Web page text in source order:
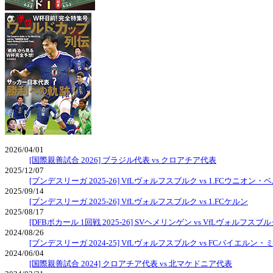
2026/04/01
[国際親善試合 2026] ブラジル代表 vs クロアチア代表
2025/12/07
[ブンデスリーガ 2025-26] VfLヴォルフスブルク vs 1.FCウニオン・
2025/09/14
[ブンデスリーガ 2025-26] VfLヴォルフスブルク vs 1.FCケルン
2025/08/17
[DFBポカール 1回戦 2025-26] SVヘメリンゲン vs VfLヴォルフスブル
2024/08/26
[ブンデスリーガ 2024-25] VfLヴォルフスブルク vs FCバイエルン・
2024/06/04
[国際親善試合 2024] クロアチア代表 vs 北マケドニア代表